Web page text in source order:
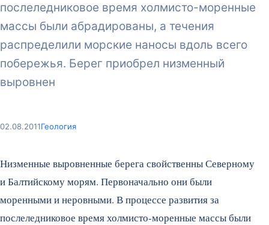
послеледниковое время холмисто-моренные
массы были абрадированы, а течения
распределили морские наносы вдоль всего
побережья. Берег приобрел низменный
выровнен
02.08.2011Геология
Низменные выровненные берега свойственны Северному
и Балтийскому морям. Первоначально они были
моренными и неровными. В процессе развития за
послеледниковое время холмисто-моренные массы были